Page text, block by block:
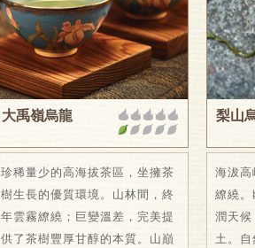
大禹嶺烏龍
珍稀量少的高海拔茶區，坐擁茶
樹生長的優質環境。山林間，終
年雲霧繚繞；巨變溫差，完美提
供了茶樹豐厚甘醇的本質。山巔
梨山
海沷
繚繞
潤天
土。